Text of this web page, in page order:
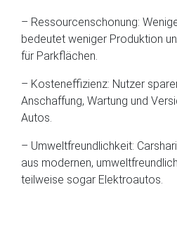
– Ressourcenschonung:
bedeutet weniger Produktion
für Parkflächen.
– Kosteneffizienz: Nutzer
Anschaffung, Wartung und
Autos.
– Umweltfreundlichkeit:
aus modernen,
teilweise sogar Elektroautos.